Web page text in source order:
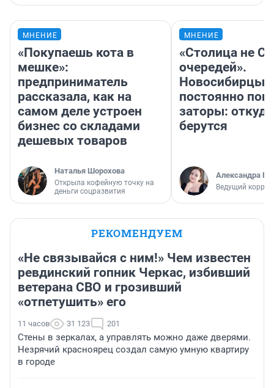
МНЕНИЕ
«Покупаешь кота в
мешке»:
предприниматель
рассказала, как на
самом деле устроен
бизнес со складами
дешевых товаров
Наталья Шорохова
Открыла кофейную точку на
деньги соцразвития
МНЕНИЕ
«Столица не
очередей».
Новосибирцы
постоянно
заторы:
берутся
Александра
Ведущий
РЕКОМЕНДУЕМ
«Не связывайся с ним!» Чем известен
ревдинский гопник Черкас, избивший
ветерана СВО и грозивший
«отпетушить» его
11 часов 31 123 201
Стены в зеркалах, а управлять можно даже дверями.
Незрячий красноярец создал самую умную квартиру
в городе